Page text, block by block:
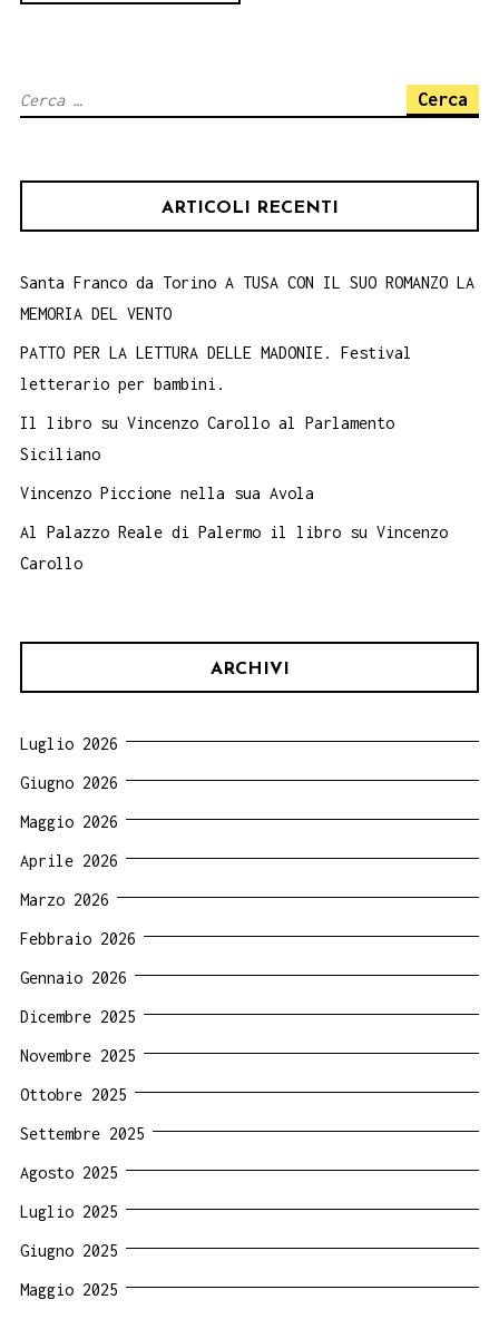
Ricerca
ARTICOLI RECENTI
Santa Franco da Torino A TUSA CON IL SUO ROMANZO LA
MEMORIA DEL VENTO
PATTO PER LA LETTURA DELLE MADONIE. Festival
letterario per bambini.
Il libro su Vincenzo Carollo al Parlamento
Siciliano
Vincenzo Piccione nella sua Avola
Al Palazzo Reale di Palermo il libro su Vincenzo
Carollo
ARCHIVI
Luglio 2026
Giugno 2026
Maggio 2026
Aprile 2026
Marzo 2026
Febbraio 2026
Gennaio 2026
Dicembre 2025
Novembre 2025
Ottobre 2025
Settembre 2025
Agosto 2025
Luglio 2025
Giugno 2025
Maggio 2025